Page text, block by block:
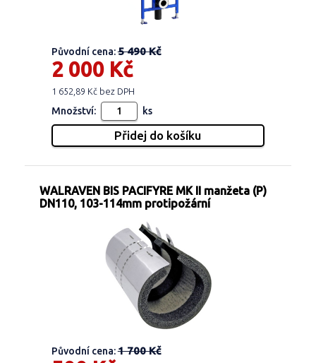
Původní cena:5 490 Kč
2 000 Kč
1 652,89 Kč bez DPH
Množství: ks
WALRAVEN BIS PACIFYRE MK II manžeta (P)
DN110, 103-114mm protipožární
Původní cena:1 700 Kč